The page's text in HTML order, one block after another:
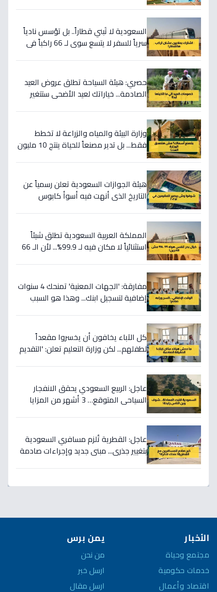
السعودية لا تَبني قطاراً.. بل تؤسس نادياً
سرياً للسفر لا يتسع سوى لـ 66 راكباً في
حصري: هيئة السياحة تطلق عروض العيد
الصادمة... خياراتك لعيد الأضحى ستتغير
وزارة البيئة والمياه والزراعة لا تخطط
فقط... بل تدير مصنعاً للحياة ينتج 10 مليون
هيئة الجوازات السعودية تعلن رسمياً عن
التاريخ الذي أنهت فيه أسوأ كابوس
المملكة العربية السعودية تطلق شيئاً
استثنائياً لا مكان فيه لـ 99.9%... لأن الـ 66
مفارقة: 'الجهات المعنية' تمنحك 4 سنوات
إضافية لتسجيل ابنك... وهذا هو السبب
كل الآباء يخافون أن يخسروا مقعداً
لطفلهم... لكن وزارة التعليم تعلن: 'التقديم
عاجل: الربيع السعودي يحقق الانفجار
السياحي المتوقع… 3 أشهر من المزايا
عاجل: القطرية تُلزم مسافري السعودية
بتغيير جذري... مبنى جديد وإجراءات صادمة
الأخبار
مجتمع وحياة
خدمات حكومية
اقتصاد وأعمال
يمن برس
من نحن
ارسل خبر
ارسل مقال